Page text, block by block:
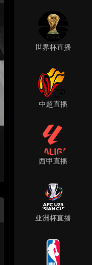
世界杯直播
中超直播
西甲直播
亚洲杯直播